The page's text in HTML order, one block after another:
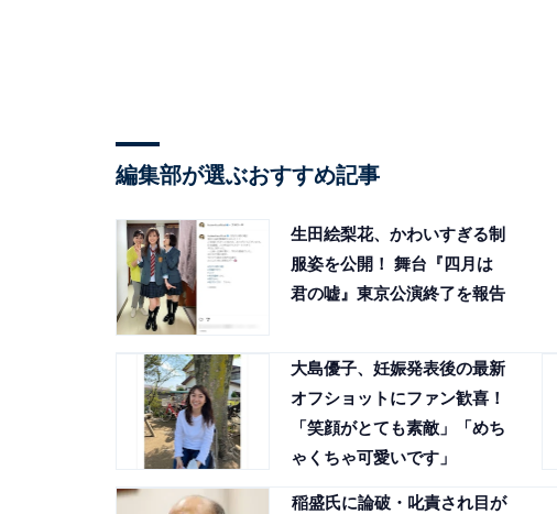
編集部が選ぶおすすめ記事
生田絵梨花、かわいすぎる制
服姿を公開！ 舞台『四月は
君の嘘』東京公演終了を報告
大島優子、妊娠発表後の最新
オフショットにファン歓喜！
「笑顔がとても素敵」「めち
ゃくちゃ可愛いです」
稲盛氏に論破・叱責され目が